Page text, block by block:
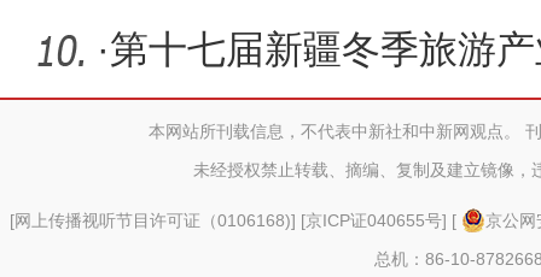
图什
·第十七届新疆冬季旅游
2023新疆热
本网站所刊载信息，不代表中新社和中新网观点。
未经授权禁止转载、摘编、复制及建立镜像，
[网上传播视听节目许可证（0106168)] [京ICP证040655号] [
京公
总机：86-10-